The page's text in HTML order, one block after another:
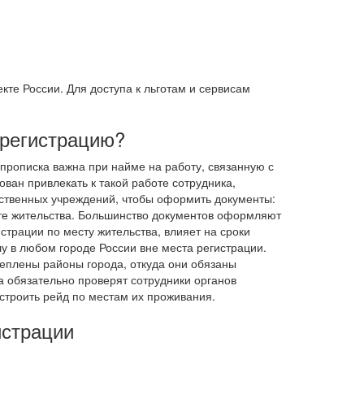
России. Для доступа к льготам и сервисам
важна при найме на работу, связанную с
привлекать к такой работе сотрудника,
учреждений, чтобы оформить документы:
жительства. Большинство документов оформляют
по месту жительства, влияет на сроки
в любом городе России вне места регистрации.
районы города, откуда они обязаны
проверят сотрудники органов
рейд по местам их проживания.